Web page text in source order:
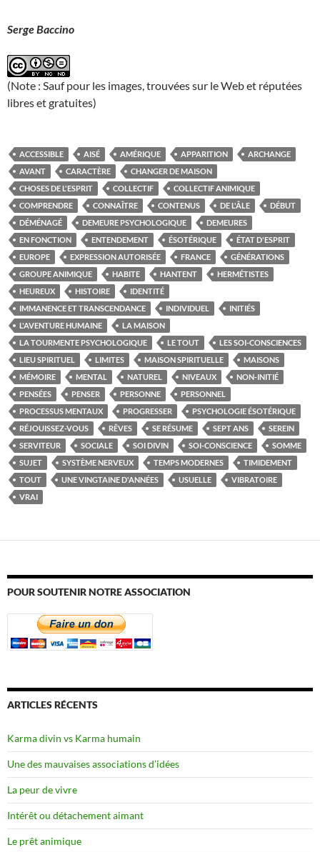
Serge Baccino
(Note : Sauf pour les images, trouvées sur le Web et réputées
libres et gratuites)
ACCESSIBLE AISÉ AMÉRIQUE APPARITION
ARCHANGE
AVANT
CARACTÈRE
CHANGER DE MAISON
CHOSES DE L'ESPRIT
COLLECTIF
COLLECTIF ANIMIQUE
COMPRENDRE
CONNAÎTRE CONTENUS DE L'ÂLE
DÉBUT
DÉMÉNAGÉ
DEMEURE PSYCHOLOGIQUE
DEMEURES
EN FONCTION
ENTENDEMENT ÉSOTÉRIQUE
ÉTAT D'ESPRIT
EUROPE
EXPRESSION AUTORISÉE FRANCE
GÉNÉRATIONS
GROUPE ANIMIQUE
HABITE HANTENT
HERMÉTISTES
HEUREUX
HISTOIRE
IDENTITÉ
IMMANENCE ET TRANSCENDANCE
INDIVIDUEL
INITIÉS
L'AVENTURE HUMAINE
LA MAISON
LA TOURMENTE PSYCHOLOGIQUE
LE TOUT
LES SOI-CONSCIENCES
LIEU SPIRITUEL
LIMITES MAISON SPIRITUELLE
MAISONS
MÉMOIRE
MENTAL NATUREL NIVEAUX
NON-INITIÉ
PENSÉES
PENSER PERSONNE
PERSONNEL
PROCESSUS MENTAUX
PROGRESSER
PSYCHOLOGIE ÉSOTÉRIQUE
RÉJOUISSEZ-VOUS
RÊVES SE RÉSUME SEPT ANS
SEREIN
SERVITEUR
SOCIALE SOI DIVIN SOI-CONSCIENCE
SOMME
SUJET
SYSTÈME NERVEUX TEMPS MODERNES
TIMIDEMENT
TOUT
UNE VINGTAINE D'ANNÉES USUELLE
VIBRATOIRE
VRAI
POUR SOUTENIR NOTRE ASSOCIATION
ARTICLES RÉCENTS
Karma divin vs Karma humain
Une des mauvaises associations d’idées
La peur de vivre
Intérêt ou détachement aimant
Le prêt animique